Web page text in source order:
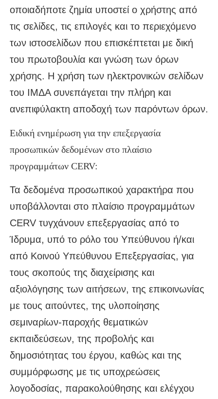
οποιαδήποτε ζημία υποστεί ο χρήστης από
τις σελίδες, τις επιλογές και το περιεχόμενο
των ιστοσελίδων που επισκέπτεται με δική
του πρωτοβουλία και γνώση των όρων
χρήσης. Η χρήση των ηλεκτρονικών σελίδων
του ΙΜΔΑ συνεπάγεται την πλήρη και
ανεπιφύλακτη αποδοχή των παρόντων όρων.
Ειδική ενημέρωση για την επεξεργασία
προσωπικών δεδομένων στο πλαίσιο
προγραμμάτων CERV:
Τα δεδομένα προσωπικού χαρακτήρα που
υποβάλλονται στο πλαίσιο προγραμμάτων
CERV τυγχάνουν επεξεργασίας από το
Ίδρυμα, υπό το ρόλο του Υπεύθυνου ή/και
από Κοινού Υπεύθυνου Επεξεργασίας, για
τους σκοπούς της διαχείρισης και
αξιολόγησης των αιτήσεων, της επικοινωνίας
με τους αιτούντες, της υλοποίησης
σεμιναρίων-παροχής θεματικών
εκπαιδεύσεων, της προβολής και
δημοσιότητας του έργου, καθώς και της
συμμόρφωσης με τις υποχρεώσεις
λογοδοσίας, παρακολούθησης και ελέγχου